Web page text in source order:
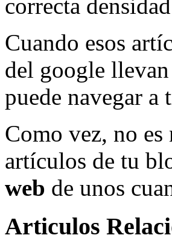
correcta
Cuando esos
del google
puede navegar a
Como vez, no es
artículos de tu
web de unos
Articulos